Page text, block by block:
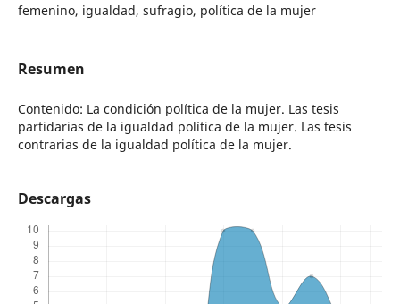
femenino, igualdad, sufragio, política de la mujer
Resumen
Contenido: La condición política de la mujer. Las tesis
partidarias de la igualdad política de la mujer. Las tesis
contrarias de la igualdad política de la mujer.
Descargas